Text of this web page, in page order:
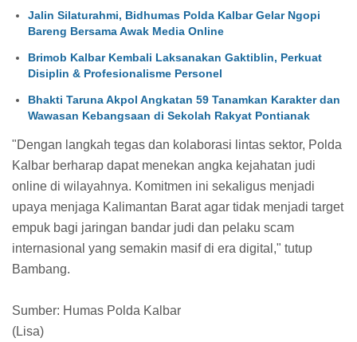
Jalin Silaturahmi, Bidhumas Polda Kalbar Gelar Ngopi
Bareng Bersama Awak Media Online
Brimob Kalbar Kembali Laksanakan Gaktiblin, Perkuat
Disiplin & Profesionalisme Personel
Bhakti Taruna Akpol Angkatan 59 Tanamkan Karakter dan
Wawasan Kebangsaan di Sekolah Rakyat Pontianak
"Dengan langkah tegas dan kolaborasi lintas sektor, Polda
Kalbar berharap dapat menekan angka kejahatan judi
online di wilayahnya. Komitmen ini sekaligus menjadi
upaya menjaga Kalimantan Barat agar tidak menjadi target
empuk bagi jaringan bandar judi dan pelaku scam
internasional yang semakin masif di era digital," tutup
Bambang.
Sumber: Humas Polda Kalbar
(Lisa)